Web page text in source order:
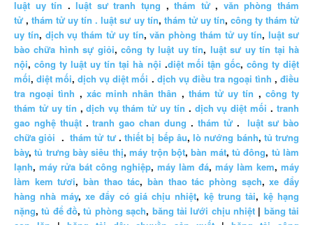
luật uy tín .luật sư tranh tụng ,thám tử, văn phòng thám
tử ,thám tử uy tín . luật sư uy tín, thám tử uy tín, công ty thám tử
uy tín, dịch vụ thám tử uy tín,văn phòng thám tử uy tín,luật sư
bào chữa hình sự giỏi,công ty luật uy tín, luật sư uy tín tại hà
nội,công ty luật uy tín tại hà nội .diệt mối tận gốc, công ty diệt
mối,diệt mối,dịch vụ diệt mối . dịch vụ điều tra ngoại tình ,điều
tra ngoại tình , xác minh nhân thân , thám tử uy tín , công ty
thám tử uy tín ,dịch vụ thám tử uy tín . dịch vụ diệt mối .tranh
gao nghệ thuật.tranh gao chan dung . thám tử.luật sư bào
chữa giỏi .thám tử tư.thiết bị bếp âu,lò nướng bánh, tủ trưng
bày,tủ trưng bày siêu thị,máy trộn bột,bàn mát, tủ đông, tủ làm
lạnh, máy rửa bát công nghiệp, máy làm đá, máy làm kem, máy
làm kem tươi,bàn thao tác,bàn thao tác phòng sạch,xe đẩy
hàng nhà máy, xe đẩy có giá chịu nhiệt, kệ trung tải, kệ hạng
nặng,tủ để đồ,tủ phòng sạch, băng tải lưới chịu nhiệt| băng tải